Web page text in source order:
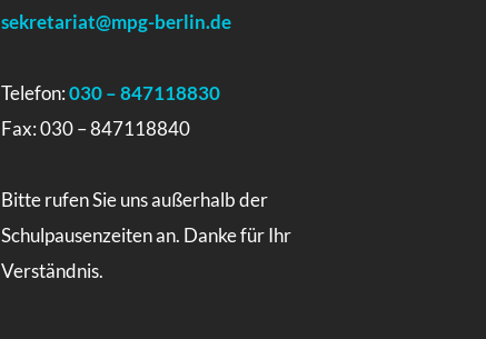
sekretariat@mpg-berlin.de
Telefon:030 – 847118830
Fax: 030 – 847118840
Bitte rufen Sie uns außerhalb der
Schulpausenzeiten an. Danke für Ihr
Verständnis.